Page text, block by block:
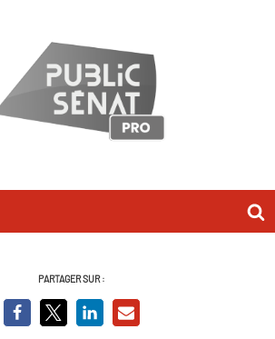
rôle prinicpal
PARTAGER SUR :